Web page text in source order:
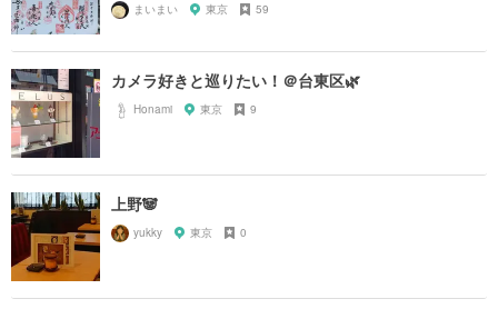
まいまい 東京 59
カメラ好きと巡りたい！＠台東区🌿
Honami 東京 9
上野🐼
yukky 東京 0